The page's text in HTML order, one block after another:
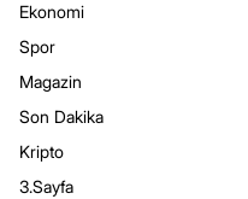
Ekonomi
Spor
Magazin
Son Dakika
Kripto
3.Sayfa